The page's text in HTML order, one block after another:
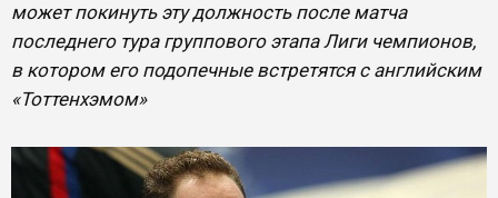
может покинуть эту должность после матча
последнего тура группового этапа Лиги чемпионов,
в котором его подопечные встретятся с английским
«Тоттенхэмом»